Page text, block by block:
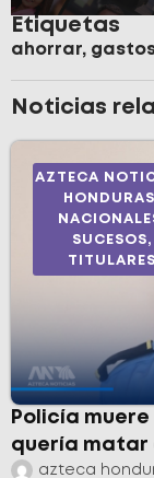
Etiquetas
ahorrar,
Noticias
AZTECA
HONDURAS
SUCESOS,
TITULARES
Policía
quería matar
azteca